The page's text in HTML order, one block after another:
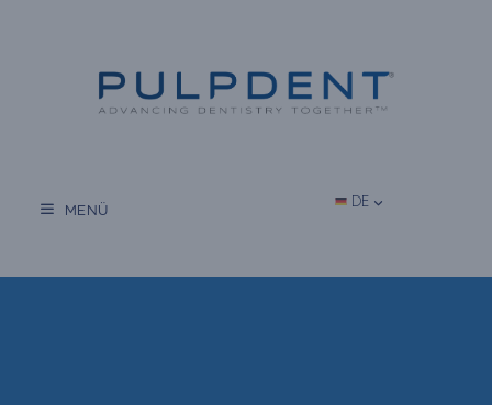
MENÜ DE